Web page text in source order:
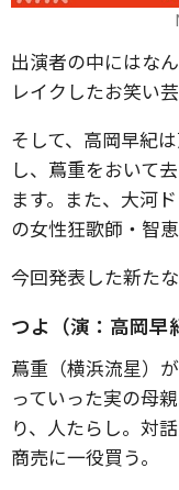
出演者の中にはな
レイクしたお笑い
そして、高岡早紀
し、蔦重をおいて
ます。また、大河
の女性狂歌師・智
今回発表した新た
つよ（演：高岡早
蔦重（横浜流星）
っていった実の母
り、人たらし。対
商売に一役買う。